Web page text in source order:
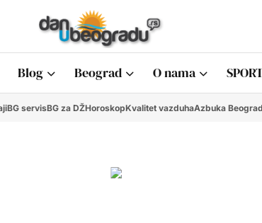
Blog Beograd O nama
BG servisBG za DŽHoroskopKvalitet vazduhaAzbuka